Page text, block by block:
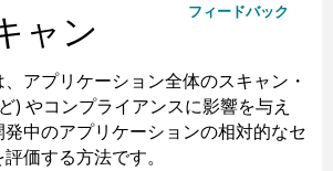
フィードバック
ャン
、アプリケーション全体のスキャン・
) やコンプライアンスに影響を与え
中のアプリケーションの相対的なセ
価する方法です。